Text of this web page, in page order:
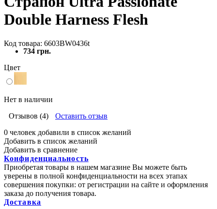
Double Harness Flesh
Код товара: 6603BW0436t
734 грн.
Цвет
Нет в наличии
Отзывов (4)
Оставить отзыв
0 человек добавили в список желаний
Добавить в список желаний
Добавить в сравнение
Конфиденциальность
Приобретая товары в нашем магазине Вы можете быть
уверены в полной конфиденциальности на всех этапах
совершения покупки: от регистрации на сайте и оформления
заказа до получения товара.
Доставка